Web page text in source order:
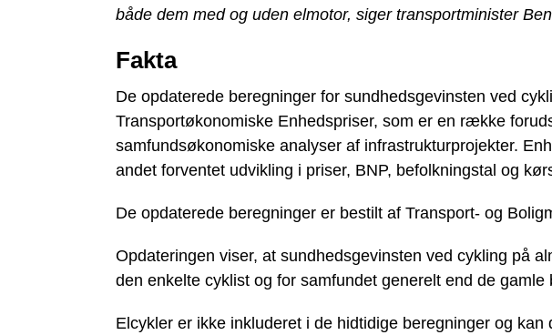
både dem med og uden elmotor, siger transportminister
Fakta
De opdaterede beregninger for sundhedsgevinsten ved
Transportøkonomiske Enhedspriser, som er en række
samfundsøkonomiske analyser af infrastrukturprojekter.
andet forventet udvikling i priser, BNP, befolkningstal og
De opdaterede beregninger er bestilt af Transport- og
Opdateringen viser, at sundhedsgevinsten ved cykling på
den enkelte cyklist og for samfundet generelt end de gamle
Elcykler er ikke inkluderet i de hidtidige beregninger og kan